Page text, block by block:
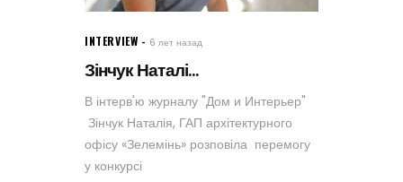
INTERVIEW 6 лет назад
Зінчук Наталі...
В інтерв'ю журналу "Дом и Интерьер"
Зінчук Наталія, ГАП архітектурного
офісу «Зелемінь» розповіла перемогу
у конкурсі